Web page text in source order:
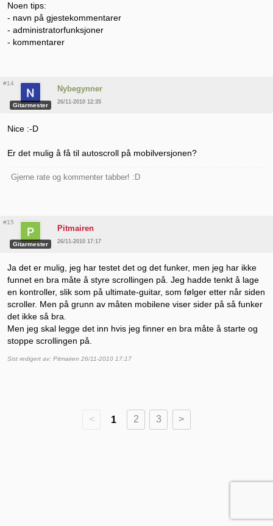
Noen tips:
- navn på gjestekommentarer
- administratorfunksjoner
- kommentarer
#14
Gitarmester
Nybegynner
26/11-2010 12:35
Nice :-D
Er det mulig å få til autoscroll på mobilversjonen?
Gjerne rate og kommenter tabber! :D
#15
Gitarmester
Pitmairen
26/11-2010 17:17
Ja det er mulig, jeg har testet det og det funker, men jeg har ikke
funnet en bra måte å styre scrollingen på. Jeg hadde tenkt å lage
en kontroller, slik som på ultimate-guitar, som følger etter når siden
scroller. Men på grunn av måten mobilene viser sider på så funker
det ikke så bra.
Men jeg skal legge det inn hvis jeg finner en bra måte å starte og
stoppe scrollingen på.
Sist redigert av: Pitmairen 26/11-2010 17:17
< 1 2 3 >